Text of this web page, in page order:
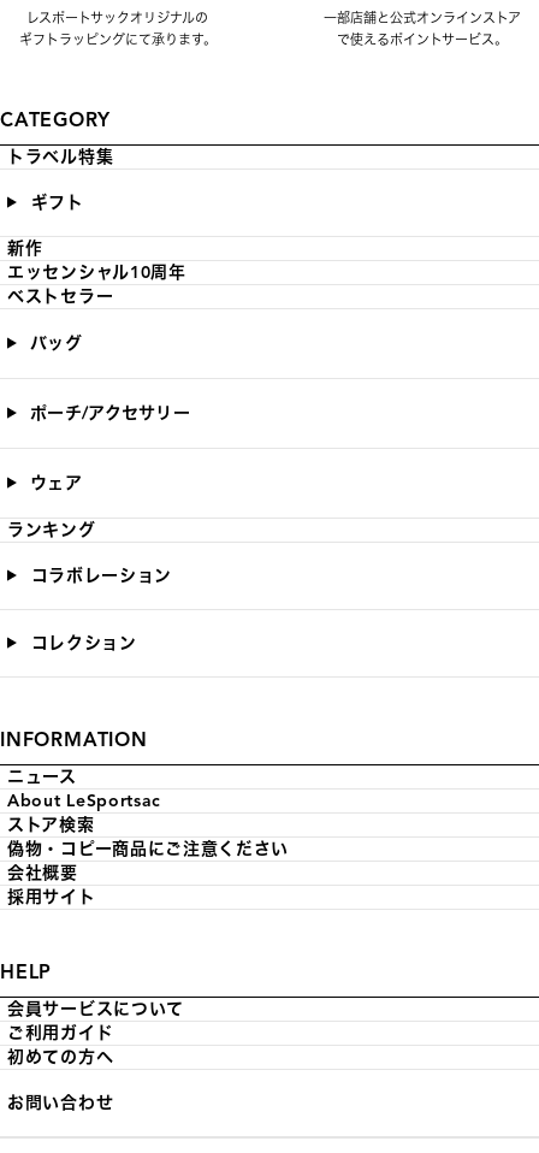
レスポートサックオリジナルの
ギフトラッピングにて承ります。
一部店舗と公式オンラインストア
で使えるポイントサービス。
CATEGORY
トラベル特集
ギフト
新作
エッセンシャル10周年
ベストセラー
バッグ
ポーチ/アクセサリー
ウェア
ランキング
コラボレーション
コレクション
INFORMATION
ニュース
About LeSportsac
ストア検索
偽物・コピー商品にご注意ください
会社概要
採用サイト
HELP
会員サービスについて
ご利用ガイド
初めての方へ
お問い合わせ